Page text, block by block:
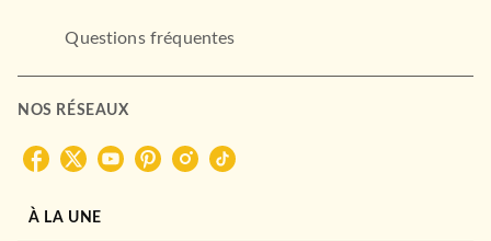
Questions fréquentes
NOS RÉSEAUX
À LA UNE